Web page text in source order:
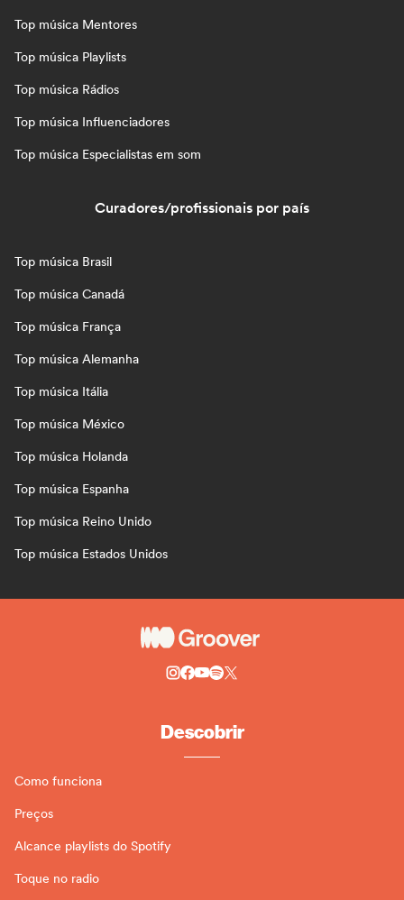
Top música Mentores
Top música Playlists
Top música Rádios
Top música Influenciadores
Top música Especialistas em som
Curadores/profissionais por país
Top música Brasil
Top música Canadá
Top música França
Top música Alemanha
Top música Itália
Top música México
Top música Holanda
Top música Espanha
Top música Reino Unido
Top música Estados Unidos
Descobrir
Como funciona
Preços
Alcance playlists do Spotify
Toque no radio